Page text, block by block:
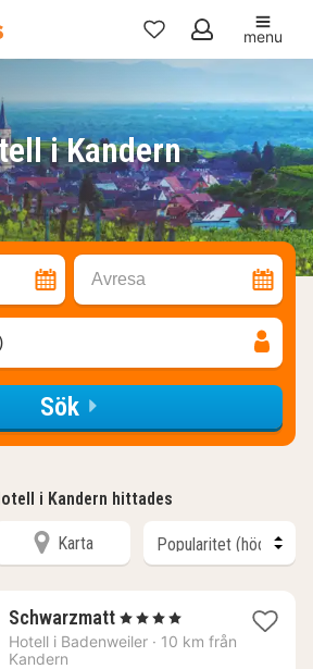
Mina
menu
i Kandern
Avresa
Sök
i Kandern hittades
Karta
Schwarzmatt1
natt
, 4 Stjärnor
Hotell i Badenweiler · 10 km från
Kandern